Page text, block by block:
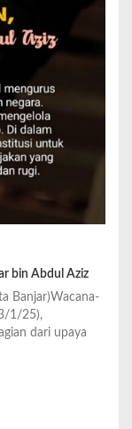
bin Abdul Aziz
Banjar)Wacana-
1/25),
dari upaya